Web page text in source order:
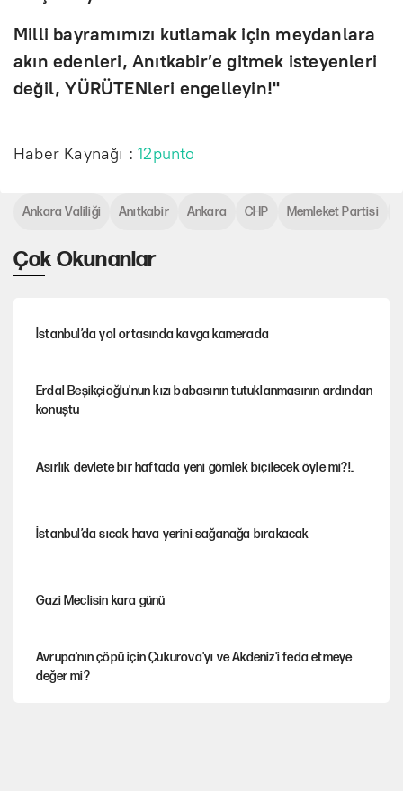
Milli bayramımızı kutlamak için meydanlara
akın edenleri, Anıtkabir’e gitmek isteyenleri
değil, YÜRÜTENleri engelleyin!"
Haber Kaynağı :12punto
Çok Okunanlar
İstanbul’da yol ortasında kavga kamerada
Erdal Beşikçioğlu'nun kızı babasının tutuklanmasının ardından
konuştu
Asırlık devlete bir haftada yeni gömlek biçilecek öyle mi?!..
İstanbul’da sıcak hava yerini sağanağa bırakacak
Gazi Meclisin kara günü
Avrupa'nın çöpü için Çukurova'yı ve Akdeniz'i feda etmeye
değer mi?
Ankara Valiliği Anıtkabir Ankara CHP Memleket Partisi